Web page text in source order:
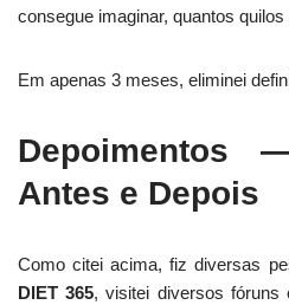
consegue imaginar, quantos quilos
Em apenas 3 meses, eliminei
Antes e Depois
Como citei acima, fiz diversas
DIET 365, visitei diversos fóruns